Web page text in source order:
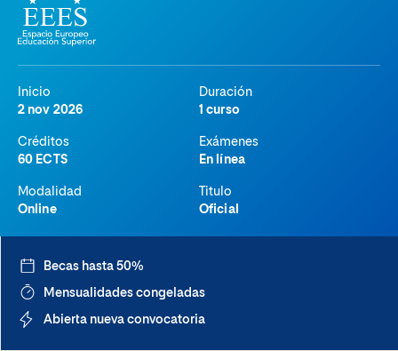
Inicio
2 nov 2026
Duración
1 curso
Créditos
60 ECTS
Exámenes
En línea
Modalidad
Online
Titulo
Oficial
Becas hasta 50%
Mensualidades congeladas
Abierta nueva convocatoria